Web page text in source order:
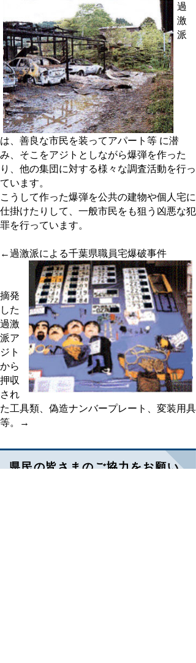
過
激
派
は、善良な市民を装ってアパート等 に潜
み、そこをアジトとしながら爆弾を作った
り、他の集団に対する様々な調査活動を行っ
ています。
こうして作った爆弾を公共の建物や個人宅に
仕掛けたりして、一般市民をも狙う凶悪な犯
罪を行っています。
←過激派による千葉県職員宅爆破事件
摘発
した
過激
派ア
ジト
から
押収
され
た工具類、偽造ナンバープレート、変装用具
等。→
県民の皆さまのご協力をお願い